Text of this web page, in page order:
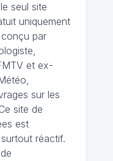
seul site
uniquement
par
et ex-
sur les
site de
est
réactif.